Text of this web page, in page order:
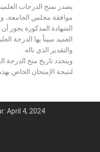
يصدر بمنح الدرجات
موافقة مجلس الجامعة،
الشهادة المذكورة يجوز
العميد مبيناً بها الدرجة
والتقدير الذي ناله.
ويتحدد تاريخ منح الدرجة
لنتيجة الإمتحان الخاص
April 4, 2024